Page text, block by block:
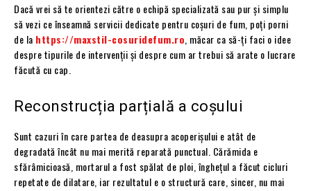
Dacă vrei să te orientezi către o echipă specializată sau pur și simplu
să vezi ce înseamnă servicii dedicate pentru coșuri de fum, poți porni
de la https://maxstil-cosuridefum.ro , măcar ca să-ți faci o idee
despre tipurile de intervenții și despre cum ar trebui să arate o lucrare
făcută cu cap.
Reconstrucția parțială a coșului
Sunt cazuri în care partea de deasupra acoperișului e atât de
degradată încât nu mai merită reparată punctual. Cărămida e
sfărâmicioasă, mortarul a fost spălat de ploi, înghețul a făcut cicluri
repetate de dilatare, iar rezultatul e o structură care, sincer, nu mai